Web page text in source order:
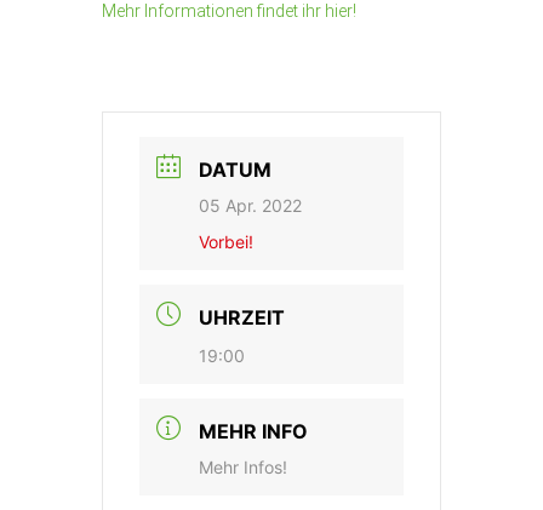
Mehr Informationen findet ihr hier!
DATUM
05 Apr. 2022
Vorbei!
UHRZEIT
19:00
MEHR INFO
Mehr Infos!